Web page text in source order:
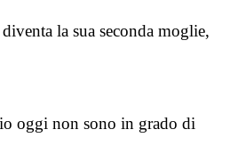
la sua seconda moglie,
io oggi non sono in grado di